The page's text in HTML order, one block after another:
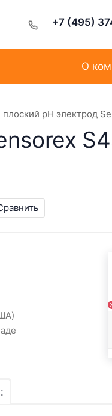
+7 (495)
О
рН электрод